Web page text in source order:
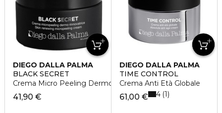
DIEGO DALLA PALMA
BLACK SECRET
Crema Micro Peeling Dermo Rinnovatrice
41,90 €
DIEGO DALLA PALMA
TIME CONTROL
Crema Anti Età Globale
61,00 € 4 1